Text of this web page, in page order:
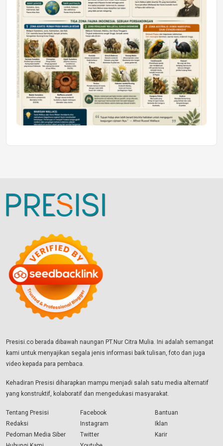
Presisi.co berada dibawah naungan PT.Nur Citra Mulia. Ini adalah semangat
kami untuk menyajikan segala jenis informasi baik tulisan, foto dan juga
video kepada para pembaca.
Kehadiran Presisi diharapkan mampu menjadi salah satu media alternatif
yang konstruktif, kolaboratif dan mengedukasi masyarakat.
Tentang Presisi
Redaksi
Pedoman Media Siber
Facebook
Instagram
Twitter
Bantuan
Iklan
Karir